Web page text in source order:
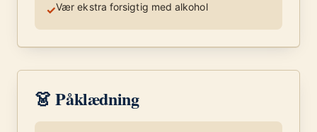
✓Vær ekstra forsigtig med alkohol
👗 Påklædning